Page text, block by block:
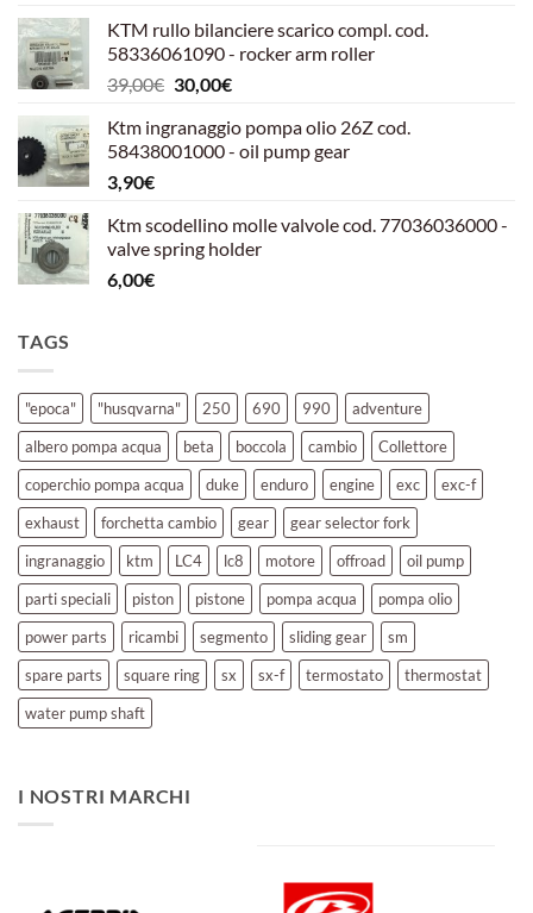
originale
era:
39,00€.
attuale
è:
30,00€.
KTM rullo bilanciere scarico compl. cod.
58336061090 - rocker arm roller
39,00€ Il
originale
era:
30,00€Il
attuale
è:
Ktm ingranaggio pompa olio 26Z cod.
58438001000 - oil pump gear
3,90€
Ktm scodellino molle valvole cod. 77036036000 -
valve spring holder
6,00€
TAGS
"epoca" "husqvarna" 250 690 990
adventure
albero pompa acqua
beta boccola cambio
Collettore
coperchio pompa acqua
duke enduro engine exc
exc-f
exhaust
forchetta cambio gear
gear selector fork
ingranaggio
ktm LC4 lc8 motore offroad
oil pump
parti speciali
piston pistone pompa acqua
pompa olio
power parts
ricambi segmento sliding gear
sm
spare parts
square ring sx sx-f termostato
thermostat
water pump shaft
I NOSTRI MARCHI